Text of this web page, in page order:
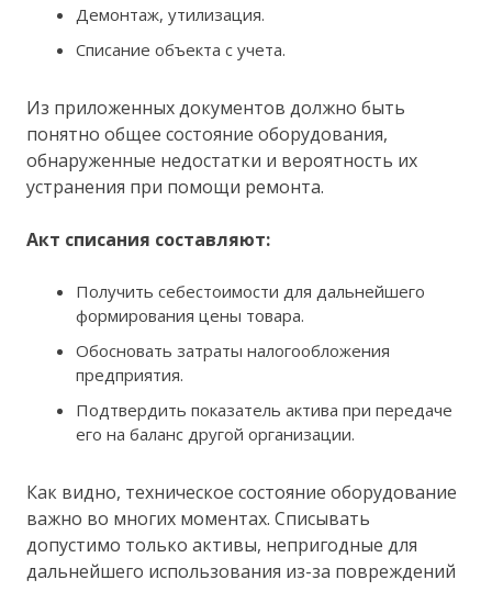
Демонтаж, утилизация.
Списание объекта с учета.
Из приложенных документов должно быть
понятно общее состояние оборудования,
обнаруженные недостатки и вероятность их
устранения при помощи ремонта.
Акт списания составляют:
Получить себестоимости для дальнейшего
формирования цены товара.
Обосновать затраты налогообложения
предприятия.
Подтвердить показатель актива при передаче
его на баланс другой организации.
Как видно, техническое состояние оборудование
важно во многих моментах. Списывать
допустимо только активы, непригодные для
дальнейшего использования из-за повреждений